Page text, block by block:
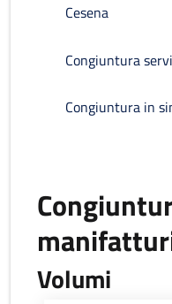
Cesena
Congiuntura
Congiuntura in
Volumi